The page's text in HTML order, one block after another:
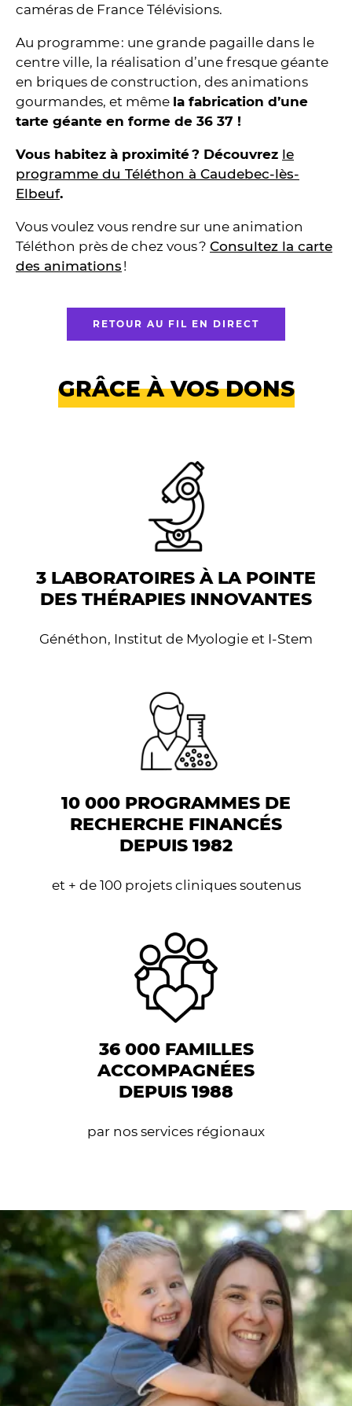
caméras de France Télévisions.
Au programme : une grande pagaille dans le
centre ville, la réalisation d’une fresque géante
en briques de construction, des animations
gourmandes, et même la fabrication d’une
tarte géante en forme de 36 37 !
Vous habitez à proximité ? Découvrez le
programme du Téléthon à Caudebec-lès-
Elbeuf.
Vous voulez vous rendre sur une animation
Téléthon près de chez vous ? Consultez la carte
des animations !
RETOUR AU FIL EN DIRECT
GRÂCE À VOS DONS
3 LABORATOIRES À LA POINTE
DES THÉRAPIES INNOVANTES
Généthon, Institut de Myologie et I-Stem
10 000 PROGRAMMES DE
RECHERCHE FINANCÉS
DEPUIS 1982
et + de 100 projets cliniques soutenus
36 000 FAMILLES
ACCOMPAGNÉES
DEPUIS 1988
par nos services régionaux